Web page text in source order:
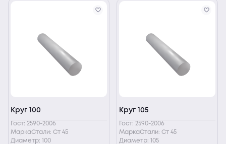
Круг 100
Гост: 2590-2006
МаркаСтали: Ст 45
Диаметр: 100
Круг 105
Гост: 2590-2006
МаркаСтали: Ст 45
Диаметр: 105